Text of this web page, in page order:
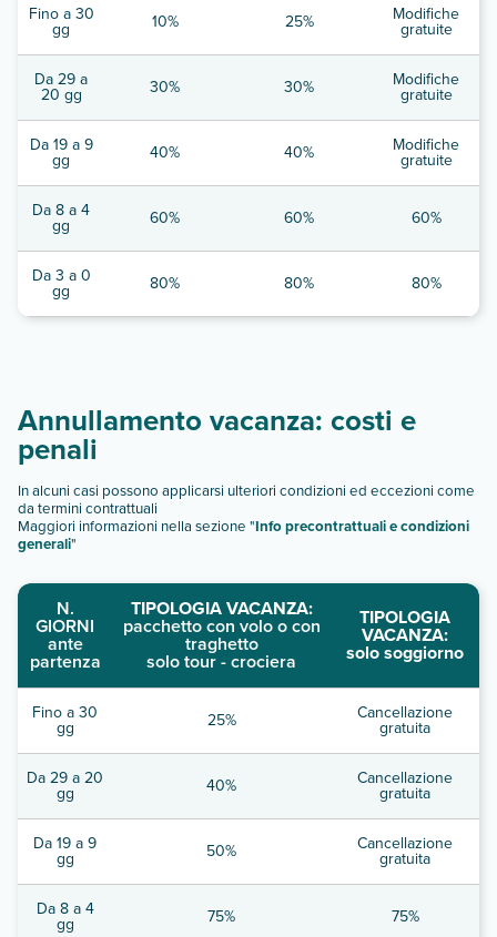
Fino a 30
gg 10% 25% Modifiche
gratuite
Da 29 a
20 gg 30% 30% Modifiche
gratuite
Da 19 a 9
gg 40% 40% Modifiche
gratuite
Da 8 a 4
gg 60% 60% 60%
Da 3 a 0
gg 80% 80% 80%
Annullamento vacanza: costi e
penali
In alcuni casi possono applicarsi ulteriori condizioni ed eccezioni come
da termini contrattuali
Maggiori informazioni nella sezione "Info precontrattuali e condizioni
generali"
N.
GIORNI
ante
partenza
TIPOLOGIA VACANZA:
pacchetto con volo o con
traghetto
solo tour - crociera
TIPOLOGIA
VACANZA:
solo soggiorno
Fino a 30
gg 25% Cancellazione
gratuita
Da 29 a 20
gg 40% Cancellazione
gratuita
Da 19 a 9
gg 50% Cancellazione
gratuita
Da 8 a 4
gg 75% 75%